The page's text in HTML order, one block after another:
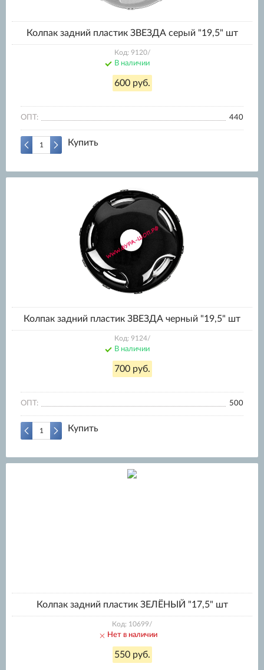
Колпак задний пластик ЗВЕЗДА серый "19,5" шт
Код: 9120/
В наличии
600 руб.
ОПТ: 440
Купить
Колпак задний пластик ЗВЕЗДА черный "19,5" шт
Код: 9124/
В наличии
700 руб.
ОПТ: 500
Купить
Колпак задний пластик ЗЕЛЁНЫЙ "17,5" шт
Код: 10699/
Нет в наличии
550 руб.